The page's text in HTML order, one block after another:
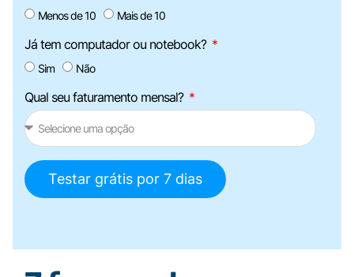
Menos de 10 Mais de 10
Já tem computador ou notebook?
Sim Não
Qual seu faturamento mensal?
Testar grátis por 7 dias